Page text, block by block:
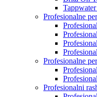
Profesionalne
Profesionalne
Profesionalni